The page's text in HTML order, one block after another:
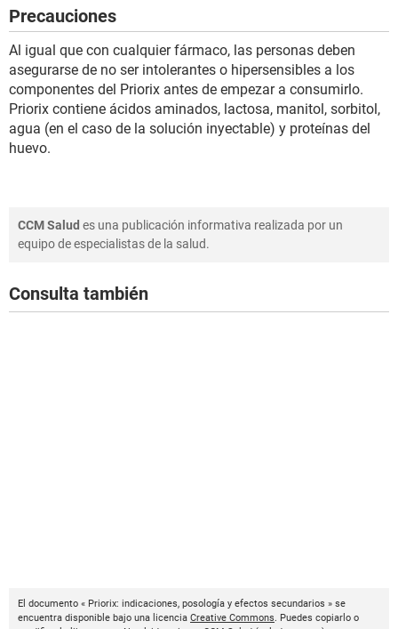
Precauciones
Al igual que con cualquier fármaco, las personas deben
asegurarse de no ser intolerantes o hipersensibles a los
componentes del Priorix antes de empezar a consumirlo.
Priorix contiene ácidos aminados, lactosa, manitol, sorbitol,
agua (en el caso de la solución inyectable) y proteínas del
huevo.
CCM Salud es una publicación informativa realizada por un
equipo de especialistas de la salud.
Consulta también
El documento « Priorix: indicaciones, posología y efectos secundarios » se
encuentra disponible bajo una licencia Creative Commons. Puedes copiarlo o